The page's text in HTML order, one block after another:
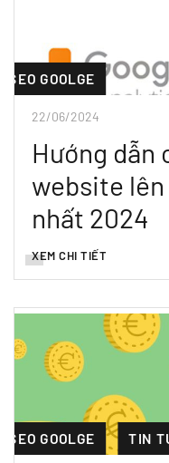
SEO GOOLGE
22/06/2024
Hướng dẫn
website lên
nhất 2024
XEM CHI TIẾT
SEO GOOLGE TIN